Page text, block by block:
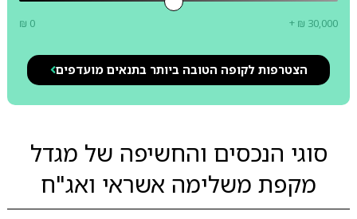
₪ 0 + ₪ 30,000
הצטרפות לקופה הטובה ביותר בתנאים מועדפים
סוגי הנכסים והחשיפה של מגדל
מקפת משלימה אשראי ואג"ח